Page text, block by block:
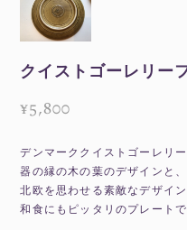
クイストゴーレリー
¥5,800
デンマーククイストゴーレリ
器の縁の木の葉のデザインと
北欧を思わせる素敵なデザイン
和食にもピッタリのプレートで